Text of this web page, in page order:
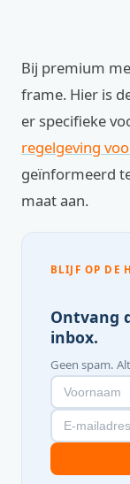
Bij premium
frame. Hier is
er specifieke
regelgeving
geïnformeerd
maat aan.
BLIJF OP DE
Ontvang
inbox.
Geen spam.